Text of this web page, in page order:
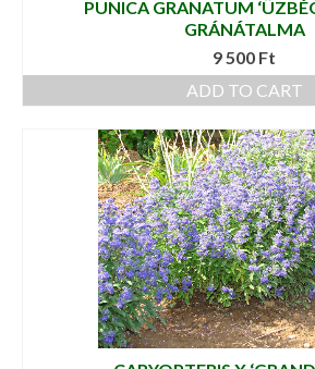
PUNICA GRANATUM
GRÁNÁTALMA
9 500 Ft
ADD TO CART